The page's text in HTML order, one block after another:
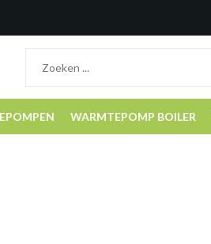
WARMTEPOMP BOILER